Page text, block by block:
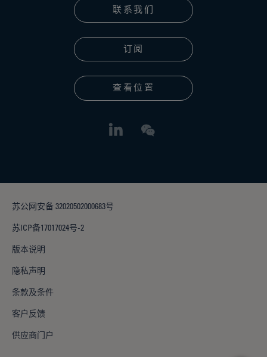
联系我们
订阅
查看位置
苏公网安备 32020502000683号
苏ICP备17017024号-2
版本说明
隐私声明
条款及条件
客户反馈
供应商门户